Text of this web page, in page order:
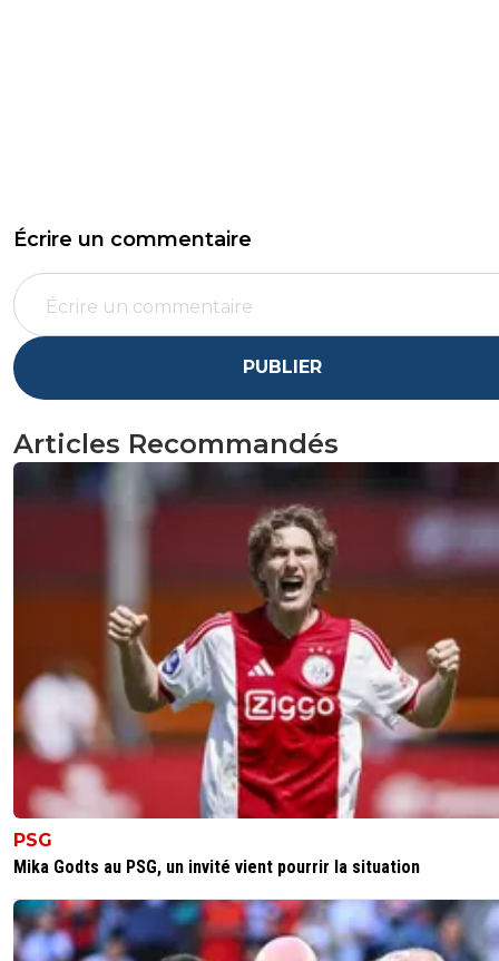
Écrire un commentaire
PUBLIER
Articles Recommandés
PSG
Mika Godts au PSG, un invité vient pourrir la situation